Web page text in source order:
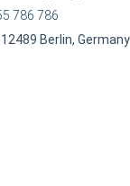
786 786
Berlin, Germany